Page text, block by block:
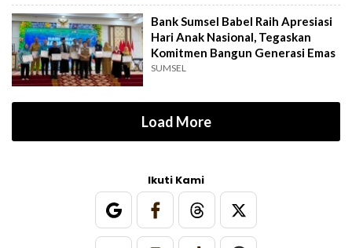
Bank Sumsel Babel Raih Apresiasi
Hari Anak Nasional, Tegaskan
Komitmen Bangun Generasi Emas
SUMSEL
Load More
Ikuti Kami